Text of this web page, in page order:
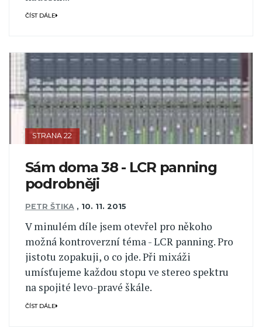
ČÍST DÁLE
STRANA 22
Sám doma 38 - LCR panning
podrobněji
PETR ŠTIKA , 10. 11. 2015
V minulém díle jsem otevřel pro někoho
možná kontroverzní téma - LCR panning. Pro
jistotu zopakuji, o co jde. Při mixáži
umísťujeme každou stopu ve stereo spektru
na spojité levo-pravé škále.
ČÍST DÁLE